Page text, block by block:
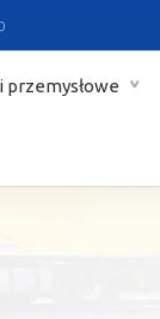
przemysłowe